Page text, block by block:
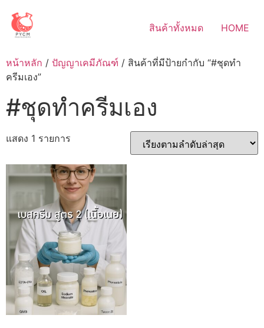
content
สินค้าทั้งหมด HOME
หน้าหลัก / ปัญญาเคมีภัณฑ์ / สินค้าที่มีป้ายกำกับ “#ชุดทำ
ครีมเอง”
#ชุดทำครีมเอง
แสดง 1 รายการ